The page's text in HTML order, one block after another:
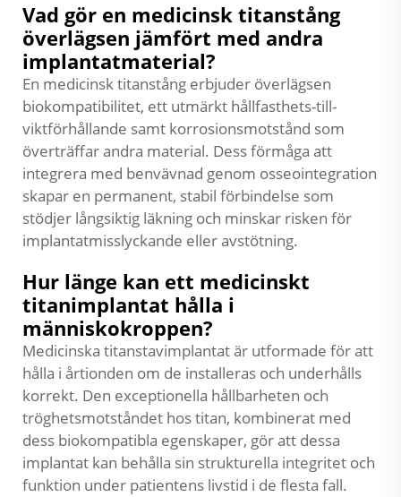
Vad gör en medicinsk titanstång
överlägsen jämfört med andra
implantatmaterial?
En medicinsk titanstång erbjuder överlägsen
biokompatibilitet, ett utmärkt hållfasthets-till-
viktförhållande samt korrosionsmotstånd som
överträffar andra material. Dess förmåga att
integrera med benvävnad genom osseointegration
skapar en permanent, stabil förbindelse som
stödjer långsiktig läkning och minskar risken för
implantatmisslyckande eller avstötning.
Hur länge kan ett medicinskt
titanimplantat hålla i
människokroppen?
Medicinska titanstavimplantat är utformade för att
hålla i årtionden om de installeras och underhålls
korrekt. Den exceptionella hållbarheten och
tröghetsmotståndet hos titan, kombinerat med
dess biokompatibla egenskaper, gör att dessa
implantat kan behålla sin strukturella integritet och
funktion under patientens livstid i de flesta fall.